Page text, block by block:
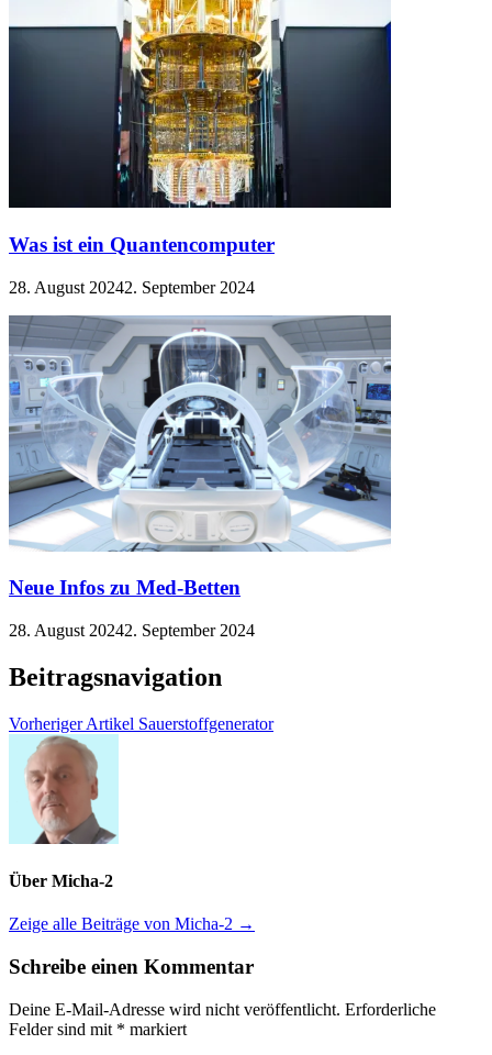
Was ist ein Quantencomputer
28. August 20242. September 2024
Neue Infos zu Med-Betten
28. August 20242. September 2024
Beitragsnavigation
Vorheriger Artikel Sauerstoffgenerator
Über Micha-2
Zeige alle Beiträge von Micha-2 →
Schreibe einen Kommentar
Deine E-Mail-Adresse wird nicht veröffentlicht. Erforderliche
Felder sind mit * markiert